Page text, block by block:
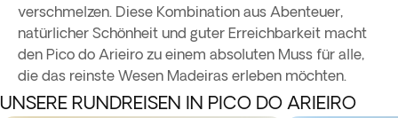
verschmelzen. Diese Kombination aus Abenteuer,
natürlicher Schönheit und guter Erreichbarkeit macht
den Pico do Arieiro zu einem absoluten Muss für alle,
die das reinste Wesen Madeiras erleben möchten.
UNSERE RUNDREISEN IN PICO DO ARIEIRO